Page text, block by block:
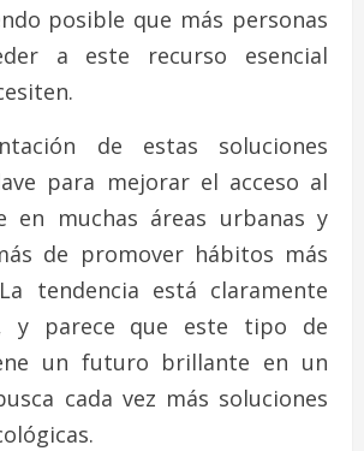
posible que más personas
a este recurso esencial
de estas soluciones
para mejorar el acceso al
en muchas áreas urbanas y
de promover hábitos más
tendencia está claramente
y parece que este tipo de
un futuro brillante en un
cada vez más soluciones